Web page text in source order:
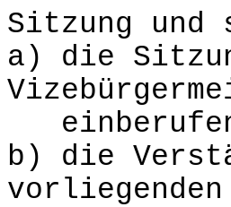
Sitzung
a) die
b) die